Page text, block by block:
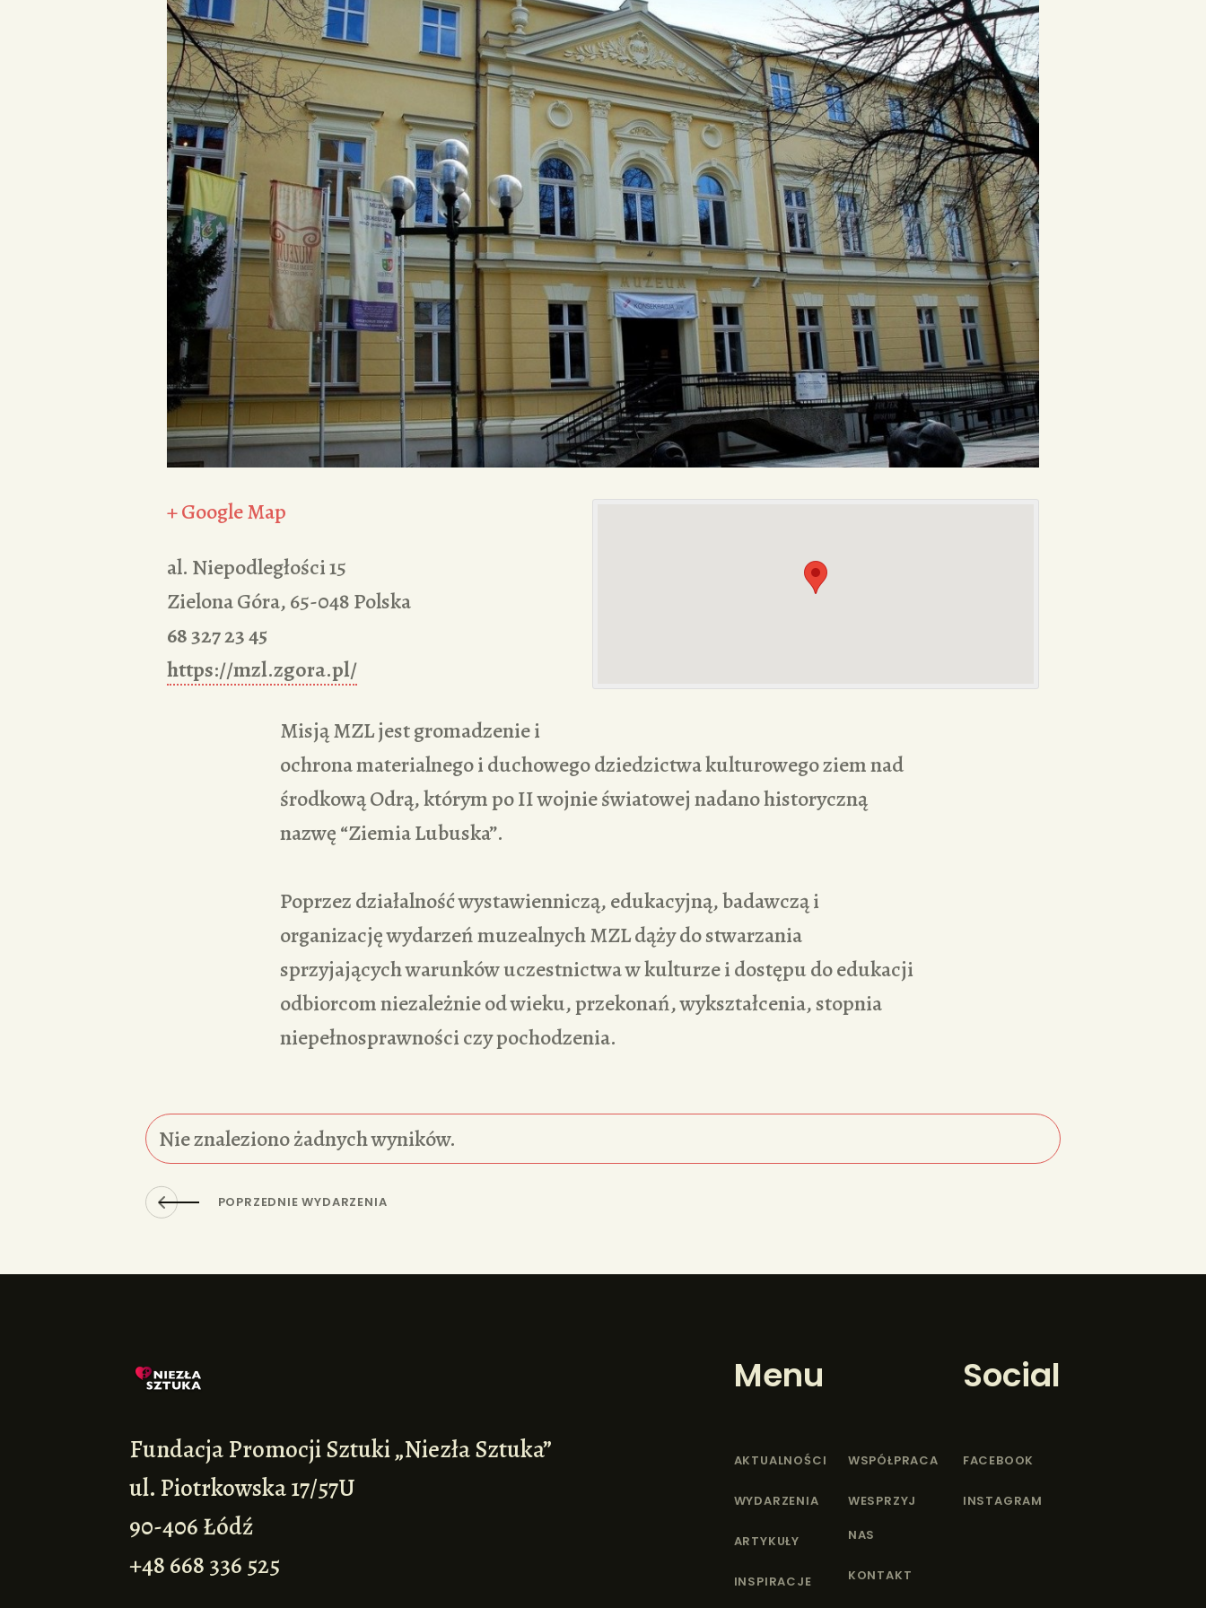
REDAKCJA
+ Google Map
al. Niepodległości 15
Zielona Góra,65-048Polska
68 327 23 45
https://mzl.zgora.pl/
Misją MZL jest gromadzenie i
ochrona materialnego i duchowego dziedzictwa kulturowego ziem nad
środkową Odrą, którym po II wojnie światowej nadano historyczną
nazwę “Ziemia Lubuska”.
Poprzez działalność wystawienniczą, edukacyjną, badawczą i
organizację wydarzeń muzealnych MZL dąży do stwarzania
sprzyjających warunków uczestnictwa w kulturze i dostępu do edukacji
odbiorcom niezależnie od wieku, przekonań, wykształcenia, stopnia
niepełnosprawności czy pochodzenia.
Nie znaleziono żadnych wyników.
POPRZEDNIE WYDARZENIA
Fundacja Promocji Sztuki „Niezła Sztuka”
ul. Piotrkowska 17/57U
90-406 Łódź
+48 668 336 525
Menu
AKTUALNOŚCI
WYDARZENIA
ARTYKUŁY
INSPIRACJE
WSPÓŁPRACA
WESPRZYJ
NAS
KONTAKT
Social
FACEBOOK
INSTAGRAM